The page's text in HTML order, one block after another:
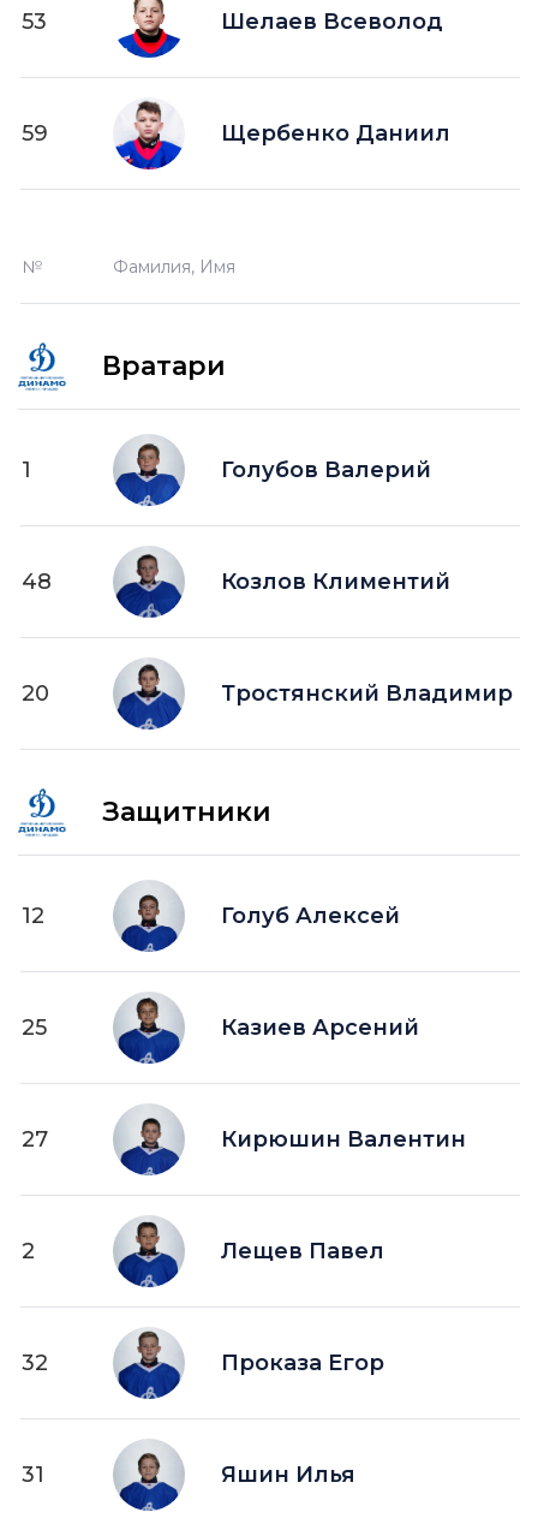
53 Шелаев Всеволод
59 Щербенко Даниил
№ Фамилия, Имя
Вратари
1 Голубов Валерий
48 Козлов Климентий
20 Тростянский Владимир
Защитники
12 Голуб Алексей
25 Казиев Арсений
27 Кирюшин Валентин
2 Лещев Павел
32 Проказа Егор
31 Яшин Илья